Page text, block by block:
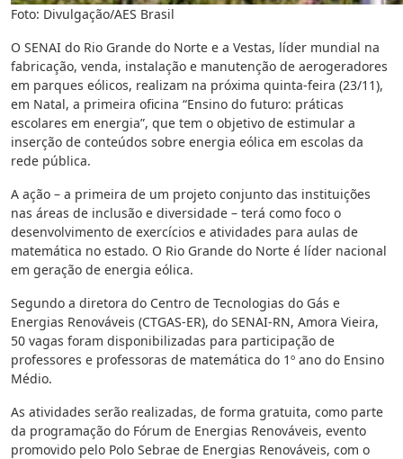
Foto: Divulgação/AES Brasil
O SENAI do Rio Grande do Norte e a Vestas, líder mundial na
fabricação, venda, instalação e manutenção de aerogeradores
em parques eólicos, realizam na próxima quinta-feira (23/11),
em Natal, a primeira oficina “Ensino do futuro: práticas
escolares em energia”, que tem o objetivo de estimular a
inserção de conteúdos sobre energia eólica em escolas da
rede pública.
A ação – a primeira de um projeto conjunto das instituições
nas áreas de inclusão e diversidade – terá como foco o
desenvolvimento de exercícios e atividades para aulas de
matemática no estado. O Rio Grande do Norte é líder nacional
em geração de energia eólica.
Segundo a diretora do Centro de Tecnologias do Gás e
Energias Renováveis (CTGAS-ER), do SENAI-RN, Amora Vieira,
50 vagas foram disponibilizadas para participação de
professores e professoras de matemática do 1º ano do Ensino
Médio.
As atividades serão realizadas, de forma gratuita, como parte
da programação do Fórum de Energias Renováveis, evento
promovido pelo Polo Sebrae de Energias Renováveis, com o